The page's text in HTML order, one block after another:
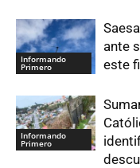
Informando
Primero
ante
este
Informando
Primero